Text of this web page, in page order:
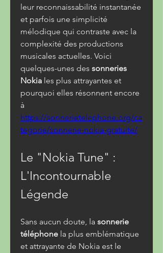
leur reconnaissabilité instantanée
et parfois une simplicité
mélodique qui contraste avec la
complexité des productions
musicales actuelles. Voici
quelques-unes des sonneries
Nokia les plus attrayantes et
pourquoi elles résonnent encore
https://sonnerietelephone.org/ca
tegorie/sonnerie-nokia-gratuite/
Le "Nokia Tune" :
L'Incontournable
Légende
Sans aucun doute, la sonnerie
téléphone la plus emblématique
et attrayante de Nokia est le